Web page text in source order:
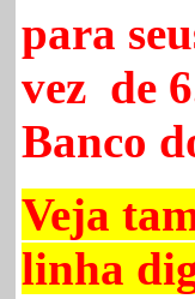
para
vez de
Banco
Veja
linha